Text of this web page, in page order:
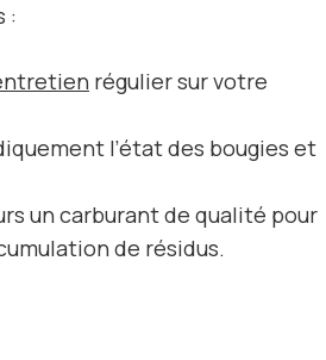
:
régulier sur votre
l’état des bougies et
un carburant de qualité pour
de résidus.